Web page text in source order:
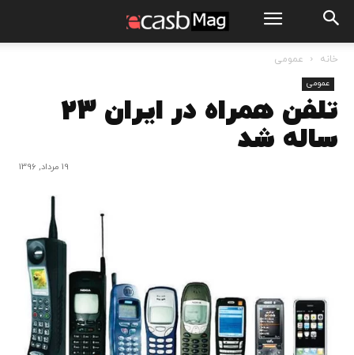
خانه عمومی
عمومی
تلفن همراه در ایران 23
ساله شد
19 مرداد, 1396